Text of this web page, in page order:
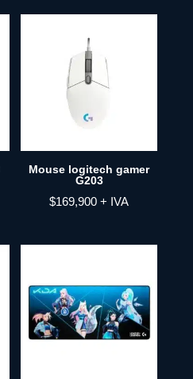
Mouse logitech gamer
G203
$169,900 + IVA